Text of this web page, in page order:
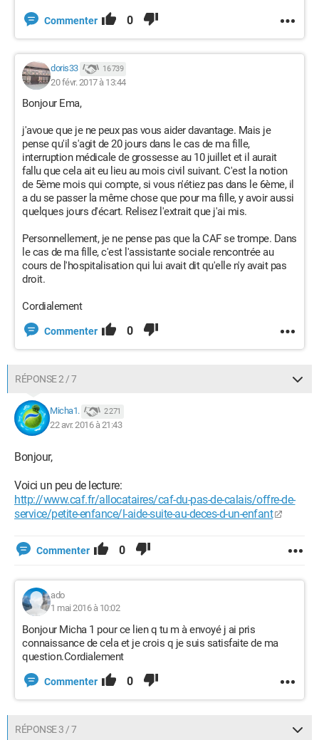
Commenter 0
doris33 16 739
20 févr. 2017 à 13:44
Bonjour Ema,
j'avoue que je ne peux pas vous aider davantage. Mais je
pense qu'il s'agit de 20 jours dans le cas de ma fille,
interruption médicale de grossesse au 10 juillet et il aurait
fallu que cela ait eu lieu au mois civil suivant. C'est la notion
de 5ème mois qui compte, si vous n'étiez pas dans le 6ème, il
a du se passer la même chose que pour ma fille, y avoir aussi
quelques jours d'écart. Relisez l'extrait que j'ai mis.
Personnellement, je ne pense pas que la CAF se trompe. Dans
le cas de ma fille, c'est l'assistante sociale rencontrée au
cours de l'hospitalisation qui lui avait dit qu'elle n'y avait pas
droit.
Cordialement
Commenter 0
RÉPONSE 2 / 7
Micha1. 2 271
22 avr. 2016 à 21:43
Bonjour,
Voici un peu de lecture:
http://www.caf.fr/allocataires/caf-du-pas-de-calais/offre-de-
service/petite-enfance/l-aide-suite-au-deces-d-un-enfant
Commenter 0
ado
1 mai 2016 à 10:02
Bonjour Micha 1 pour ce lien q tu m à envoyé j ai pris
connaissance de cela et je crois q je suis satisfaite de ma
question.Cordialement
Commenter 0
RÉPONSE 3 / 7